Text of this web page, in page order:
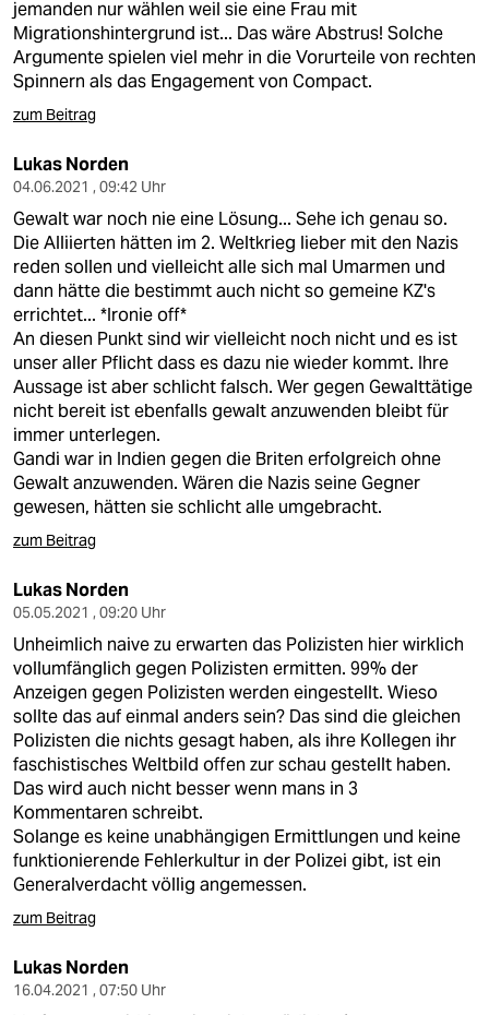
jemanden nur wählen weil sie eine Frau mit
Migrationshintergrund ist... Das wäre Abstrus! Solche
Argumente spielen viel mehr in die Vorurteile von rechten
Spinnern als das Engagement von Compact.
zum Beitrag
Lukas Norden
04.06.2021 , 09:42 Uhr
Gewalt war noch nie eine Lösung... Sehe ich genau so.
Die Alliierten hätten im 2. Weltkrieg lieber mit den Nazis
reden sollen und vielleicht alle sich mal Umarmen und
dann hätte die bestimmt auch nicht so gemeine KZ's
errichtet... *Ironie off*
An diesen Punkt sind wir vielleicht noch nicht und es ist
unser aller Pflicht dass es dazu nie wieder kommt. Ihre
Aussage ist aber schlicht falsch. Wer gegen Gewalttätige
nicht bereit ist ebenfalls gewalt anzuwenden bleibt für
immer unterlegen.
Gandi war in Indien gegen die Briten erfolgreich ohne
Gewalt anzuwenden. Wären die Nazis seine Gegner
gewesen, hätten sie schlicht alle umgebracht.
zum Beitrag
Lukas Norden
05.05.2021 , 09:20 Uhr
Unheimlich naive zu erwarten das Polizisten hier wirklich
vollumfänglich gegen Polizisten ermitten. 99% der
Anzeigen gegen Polizisten werden eingestellt. Wieso
sollte das auf einmal anders sein? Das sind die gleichen
Polizisten die nichts gesagt haben, als ihre Kollegen ihr
faschistisches Weltbild offen zur schau gestellt haben.
Das wird auch nicht besser wenn mans in 3
Kommentaren schreibt.
Solange es keine unabhängigen Ermittlungen und keine
funktionierende Fehlerkultur in der Polizei gibt, ist ein
Generalverdacht völlig angemessen.
zum Beitrag
Lukas Norden
16.04.2021 , 07:50 Uhr